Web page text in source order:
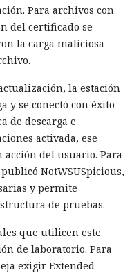
Para archivos con
del certificado se
la carga maliciosa
la estación
y se conectó con éxito
de descarga e
activada, ese
del usuario. Para
NotWSUSpicious,
y permite
de pruebas.
que utilicen este
de laboratorio. Para
exigir Extended